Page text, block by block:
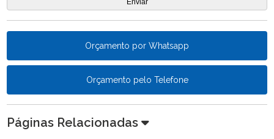
Orçamento por Whatsapp
Orçamento pelo Telefone
Páginas Relacionadas